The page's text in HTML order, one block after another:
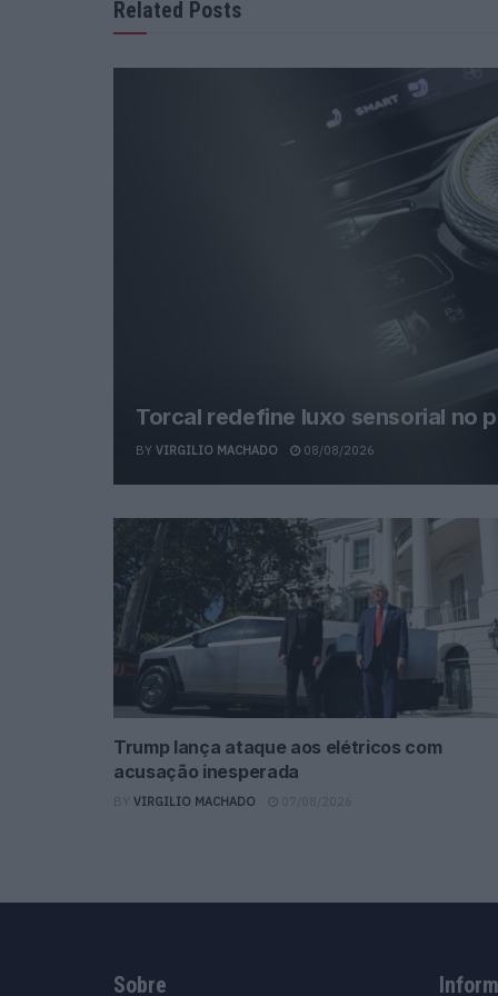
Related Posts
Torcal redefine luxo sensorial no
BY VIRGILIO MACHADO 08/08/2026
Trump lança ataque aos elétricos com
acusação inesperada
BY VIRGILIO MACHADO 07/08/2026
Sobre